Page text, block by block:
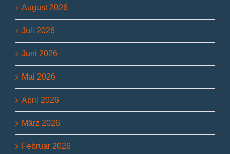
August 2026
Juli 2026
Juni 2026
Mai 2026
April 2026
März 2026
Februar 2026